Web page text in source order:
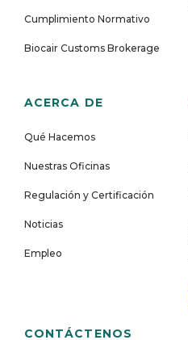
Cumplimiento Normativo
Biocair Customs Brokerage
ACERCA DE
Qué Hacemos
Nuestras Oficinas
Regulación y Certificación
Noticias
Empleo
CONTÁCTENOS